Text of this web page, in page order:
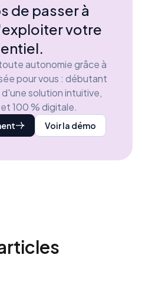
de passer à
votre
autonomie grâce à
pour vous : débutant
solution intuitive,
100 % digitale.
Voir la démo